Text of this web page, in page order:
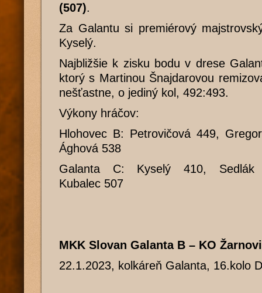
(507).
Za Galantu si premiérový
Kyselý.
Najbližšie k zisku bodu v drese
ktorý s Martinou Šnajdarovou
nešťastne, o jediný kol, 492:493.
Výkony hráčov:
Hlohovec B: Petrovičová 449,
Ághová 538
Galanta C: Kyselý 410,
Kubalec 507
MKK Slovan Galanta B – KO
22.1.2023, kolkáreň Galanta, 16.kolo